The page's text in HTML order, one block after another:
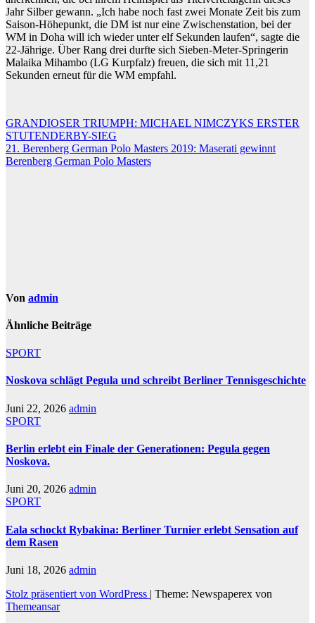
Jahr Silber gewann. „Ich habe noch fast zwei Monate Zeit bis zum
Saison-Höhepunkt, die DM ist nur eine Zwischenstation, bei der
WM in Doha will ich wieder unter elf Sekunden laufen“, sagte die
22-Jährige. Über Rang drei durfte sich Sieben-Meter-Springerin
Malaika Mihambo (LG Kurpfalz) freuen, die sich mit 11,21
Sekunden erneut für die WM empfahl.
Beitragsnavigation
GRANDIOSER TRIUMPH: MICHAEL NIMCZYKS ERSTER
STUTENDERBY-SIEG
21. Berenberg German Polo Masters 2019: Maserati gewinnt
Berenberg German Polo Masters
Von admin
Ähnliche Beiträge
SPORT
Noskova schlägt Pegula und schreibt Berliner Tennisgeschichte
Juni 22, 2026 admin
SPORT
Berlin erlebt ein Finale der Generationen: Pegula gegen
Noskova.
Juni 20, 2026 admin
SPORT
Eala schockt Rybakina: Berliner Turnier erlebt Sensation auf
dem Rasen
Juni 18, 2026 admin
Stolz präsentiert von WordPress | Theme: Newspaperex von
Themeansar